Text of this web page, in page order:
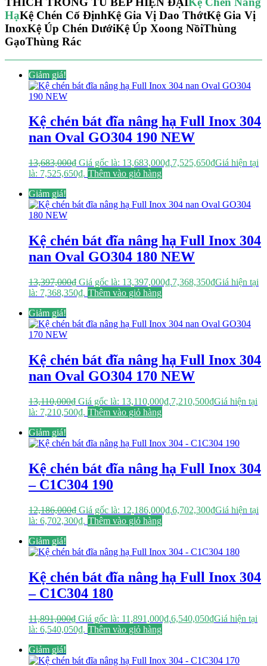
HạKệ Chén Cố ĐịnhKệ Gia Vị Dao ThớtKệ Gia Vị
InoxKệ Úp Chén DướiKệ Úp Xoong NồiThùng
GạoThùng Rác
Giảm giá!
Kệ chén bát đĩa nâng hạ Full Inox 304
nan Oval GO304 190 NEW
13,683,000₫ Giá gốc là: 13,683,000₫.7,525,650₫Giá hiện tại
là: 7,525,650₫. Thêm vào giỏ hàng
Giảm giá!
Kệ chén bát đĩa nâng hạ Full Inox 304
nan Oval GO304 180 NEW
13,397,000₫ Giá gốc là: 13,397,000₫.7,368,350₫Giá hiện tại
là: 7,368,350₫. Thêm vào giỏ hàng
Giảm giá!
Kệ chén bát đĩa nâng hạ Full Inox 304
nan Oval GO304 170 NEW
13,110,000₫ Giá gốc là: 13,110,000₫.7,210,500₫Giá hiện tại
là: 7,210,500₫. Thêm vào giỏ hàng
Giảm giá!
Kệ chén bát đĩa nâng hạ Full Inox 304
– C1C304 190
12,186,000₫ Giá gốc là: 12,186,000₫.6,702,300₫Giá hiện tại
là: 6,702,300₫. Thêm vào giỏ hàng
Giảm giá!
Kệ chén bát đĩa nâng hạ Full Inox 304
– C1C304 180
11,891,000₫ Giá gốc là: 11,891,000₫.6,540,050₫Giá hiện tại
là: 6,540,050₫. Thêm vào giỏ hàng
Giảm giá!